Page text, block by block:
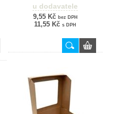
u dodavatele
9,55 Kč bez DPH
11,55 Kč s DPH